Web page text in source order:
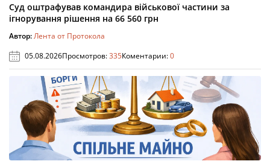
Суд оштрафував командира військової частини за
ігнорування рішення на 66 560 грн
Автор:Лента от Протокола
05.08.2026Просмотров:335Коментарии:0